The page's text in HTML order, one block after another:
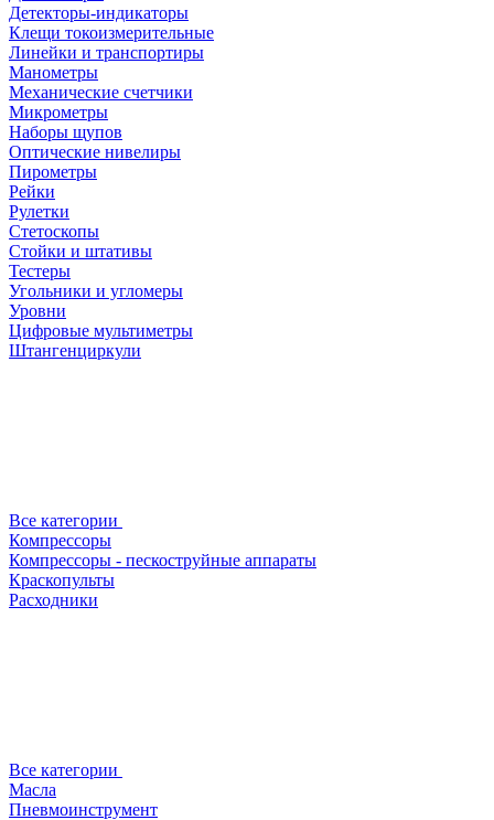
Детекторы-индикаторы
Клещи токоизмерительные
Линейки и транспортиры
Манометры
Механические счетчики
Микрометры
Наборы щупов
Оптические нивелиры
Пирометры
Рейки
Рулетки
Стетоскопы
Стойки и штативы
Тестеры
Угольники и угломеры
Уровни
Цифровые мультиметры
Штангенциркули
Все категории
Компрессоры
Компрессоры - пескоструйные аппараты
Краскопульты
Расходники
Все категории
Масла
Пневмоинструмент